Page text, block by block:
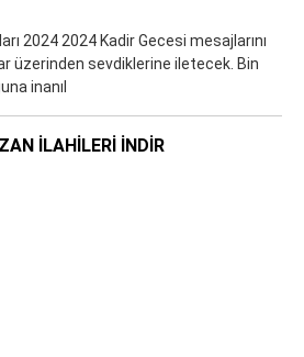
2024 2024 Kadir Gecesi mesajlarını
üzerinden sevdiklerine iletecek. Bin
inanıl
İLAHILERI İNDIR